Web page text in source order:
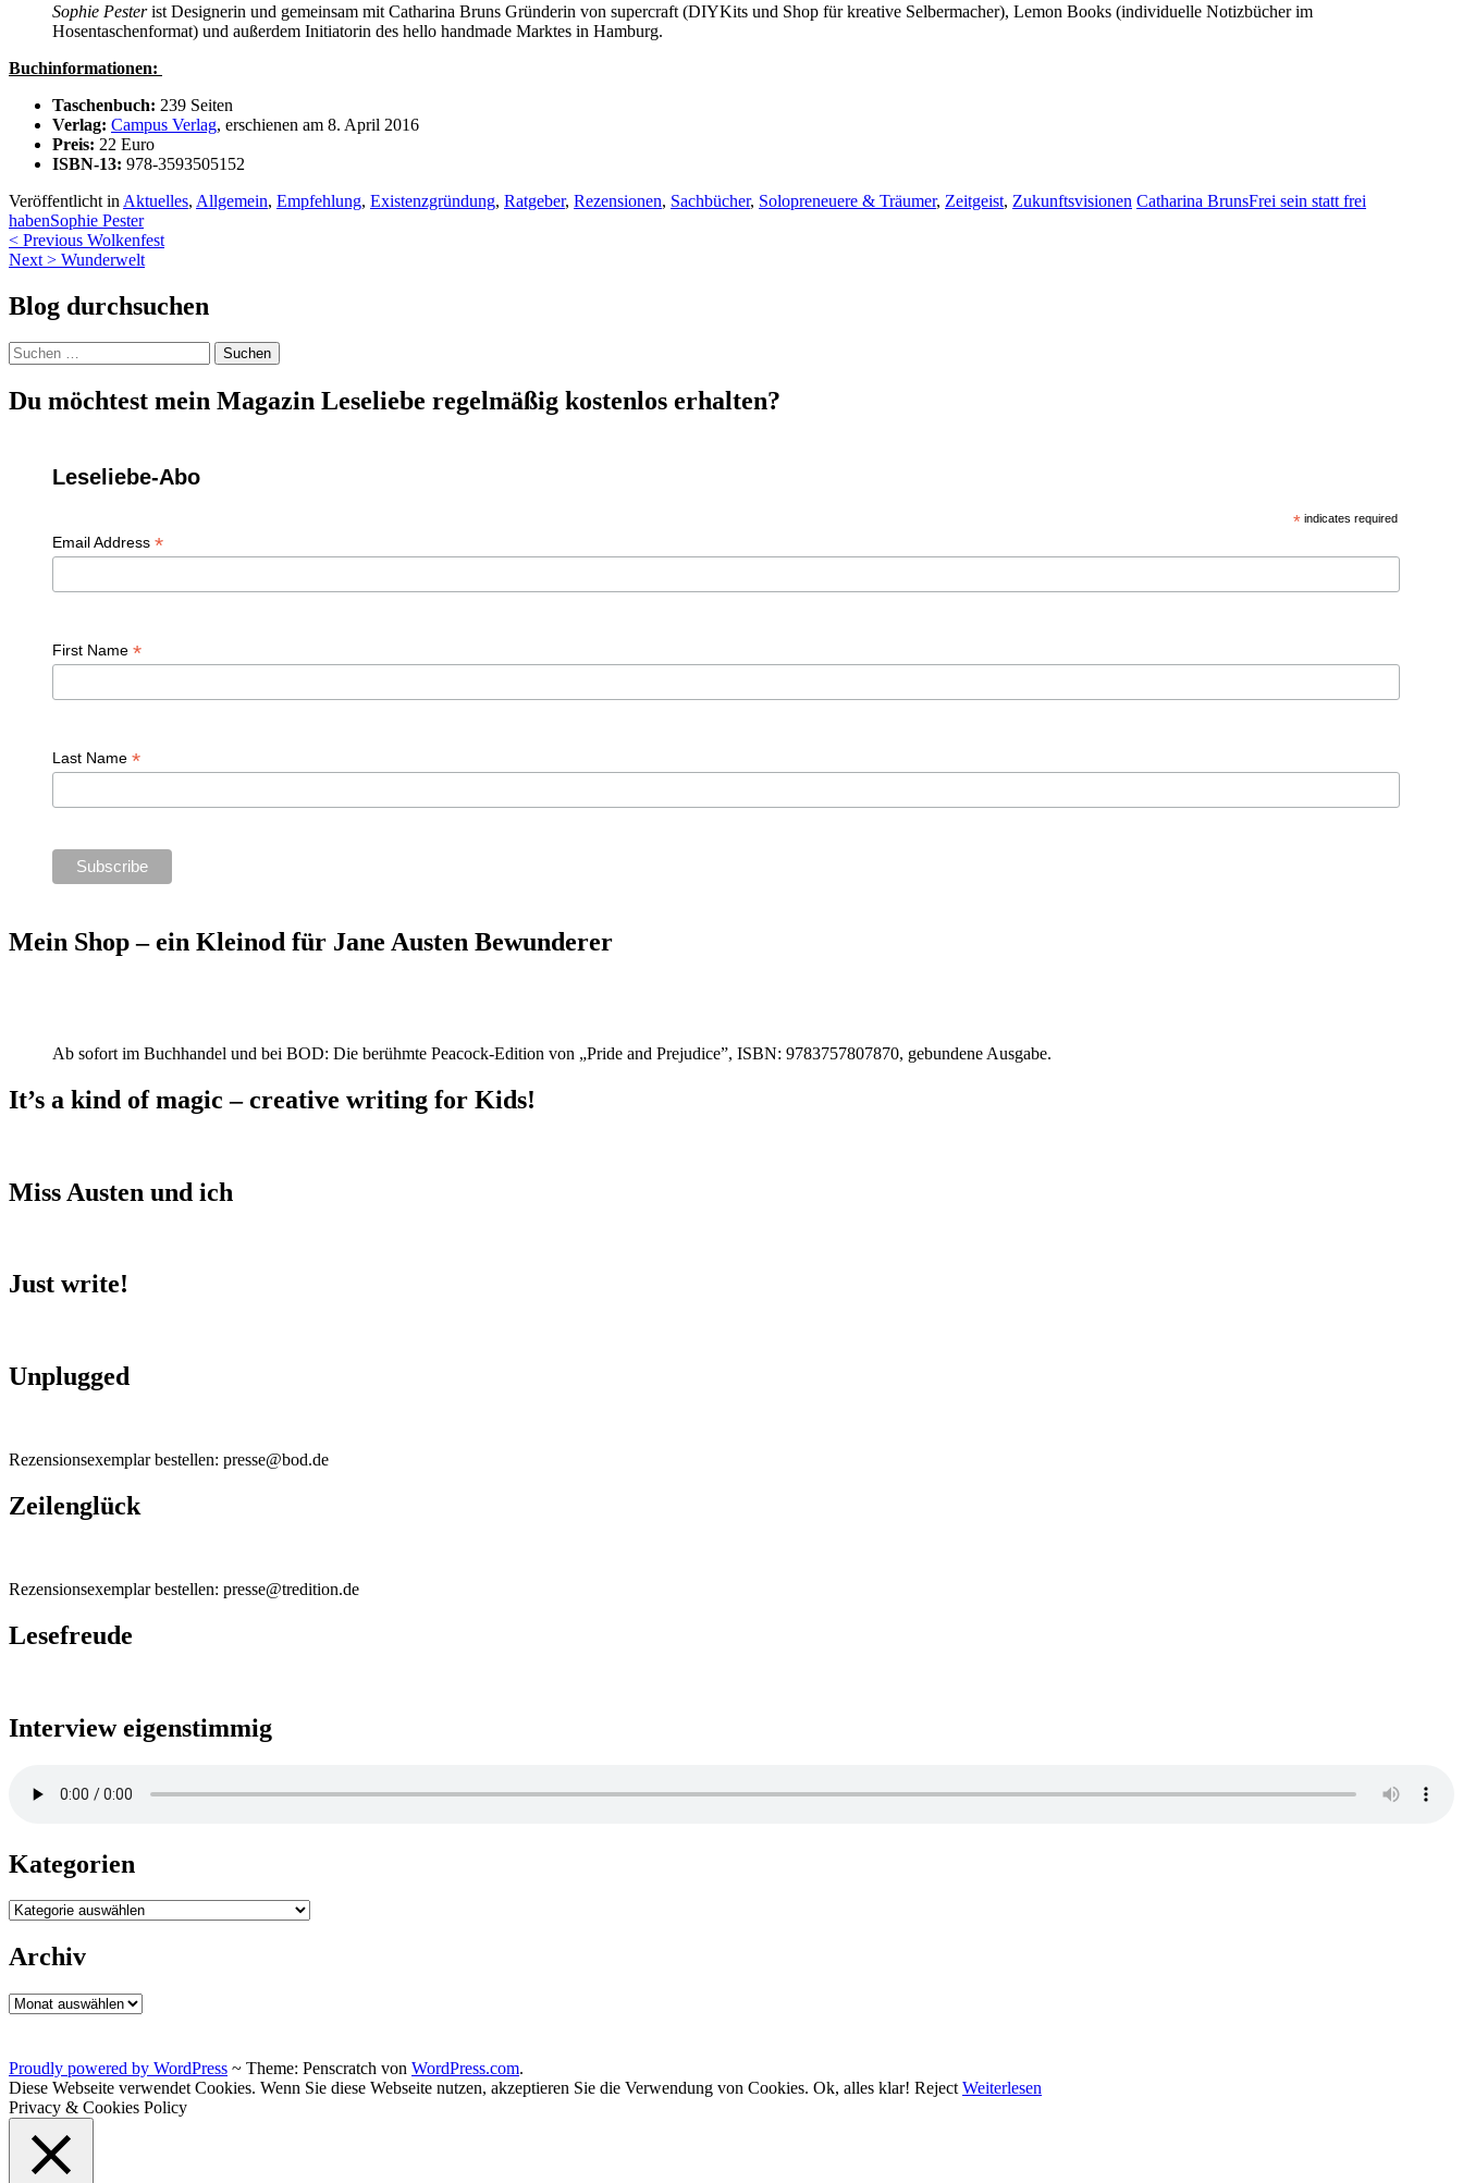
Sophie Pesterist Designerin und gemeinsam mit Catharina Bruns Gründerin von supercraft (DIYKits und Shop für kreative Selbermacher), Lemon Books (individuelle Notizbücher im
Hosentaschenformat) und außerdem Initiatorin des hello handmade Marktes in Hamburg.
Buchinformationen:
Taschenbuch: 239 Seiten
Verlag: Campus Verlag, erschienen am 8. April 2016
Preis: 22 Euro
ISBN-13: 978-3593505152
Veröffentlicht in Aktuelles, Allgemein, Empfehlung, Existenzgründung, Ratgeber, Rezensionen, Sachbücher, Solopreneuere & Träumer, Zeitgeist, Zukunftsvisionen Catharina BrunsFrei sein statt frei
habenSophie Pester
Beitragsnavigation
< Previous Wolkenfest
Next > Wunderwelt
Blog durchsuchen
Suchen
nach:
Du möchtest mein Magazin Leseliebe regelmäßig kostenlos erhalten?
Leseliebe-Abo
* indicates required
Email Address *
First Name *
Last Name *
Mein Shop – ein Kleinod für Jane Austen Bewunderer
Ab sofort im Buchhandel und bei BOD: Die berühmte Peacock-Edition von „Pride and Prejudice”, ISBN: 9783757807870, gebundene Ausgabe.
It’s a kind of magic – creative writing for Kids!
Miss Austen und ich
Just write!
Unplugged
Rezensionsexemplar bestellen: presse@bod.de
Zeilenglück
Rezensionsexemplar bestellen: presse@tredition.de
Lesefreude
Interview eigenstimmig
Kategorien
Kategorien
Archiv
Archiv
Proudly powered by WordPress ~ Theme: Penscratch von WordPress.com.
Diese Webseite verwendet Cookies. Wenn Sie diese Webseite nutzen, akzeptieren Sie die Verwendung von Cookies. Ok, alles klar! Reject Weiterlesen
Privacy & Cookies Policy